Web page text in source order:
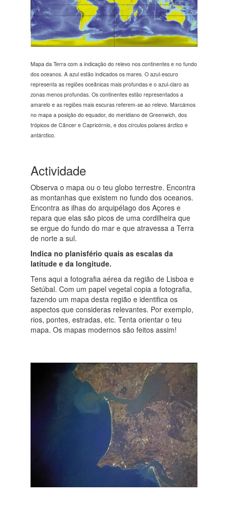
Mapa da Terra com a indicação do relevo nos continentes e no fundo
dos oceanos. A azul estão indicados os mares. O azul-escuro
representa as regiões oceânicas mais profundas e o azul-claro as
zonas menos profundas. Os continentes estão representados a
amarelo e as regiões mais escuras referem-se ao relevo. Marcámos
no mapa a posição do equador, do meridiano de Greenwich, dos
trópicos de Câncer e Capricórnio, e dos círculos polares árctico e
antárctico.
Actividade
Observa o mapa ou o teu globo terrestre. Encontra
as montanhas que existem no fundo dos oceanos.
Encontra as ilhas do arquipélago dos Açores e
repara que elas são picos de uma cordilheira que
se ergue do fundo do mar e que atravessa a Terra
de norte a sul.
Indica no planisfério quais as escalas da
latitude e da longitude.
Tens aqui a fotografia aérea da região de Lisboa e
Setúbal. Com um papel vegetal copia a fotografia,
fazendo um mapa desta região e identifica os
aspectos que consideras relevantes. Por exemplo,
rios, pontes, estradas, etc. Tenta orientar o teu
mapa. Os mapas modernos são feitos assim!